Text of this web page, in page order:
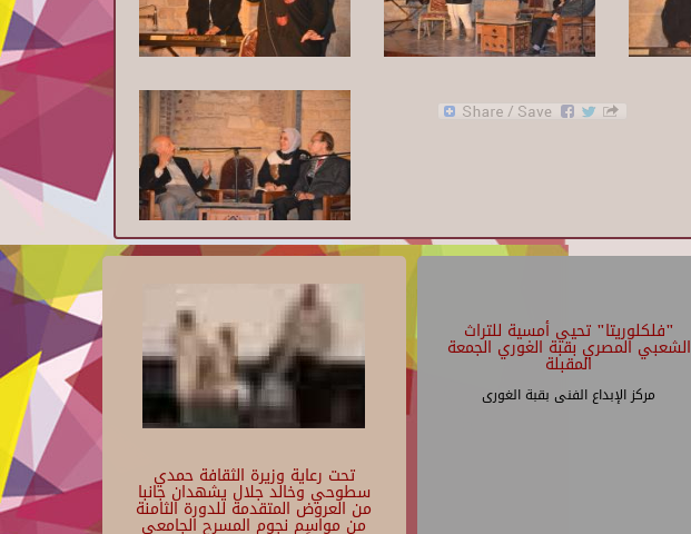
تحت رعاية وزيرة الثقافة حمدي
سطوحي وخالد جلال يشهدان جانبا
من العروض المتقدمة للدورة الثامنة
من مواسم نجوم المسرح الجامعي
"فلكلوريتا" تحيي أمسية للتراث
الشعبي المصري بقبة الغوري الجمعة
المقبلة
مركز الإبداع الفنى بقبة الغورى